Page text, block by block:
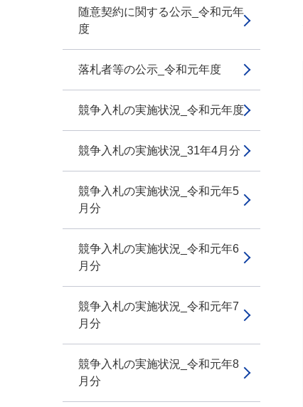
随意契約に関する公示_令和元年
度
落札者等の公示_令和元年度
競争入札の実施状況_令和元年度
競争入札の実施状況_31年4月分
競争入札の実施状況_令和元年5
月分
競争入札の実施状況_令和元年6
月分
競争入札の実施状況_令和元年7
月分
競争入札の実施状況_令和元年8
月分